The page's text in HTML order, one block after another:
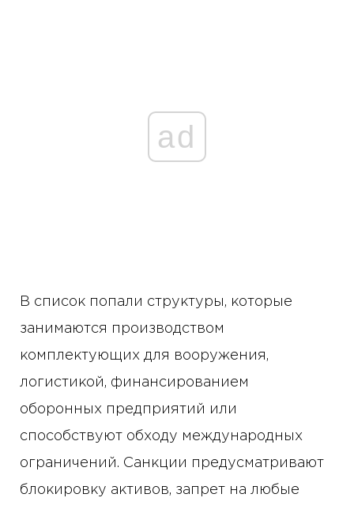
ad
В список попали структуры, которые
занимаются производством
комплектующих для вооружения,
логистикой, финансированием
оборонных предприятий или
способствуют обходу международных
ограничений. Санкции предусматривают
блокировку активов, запрет на любые